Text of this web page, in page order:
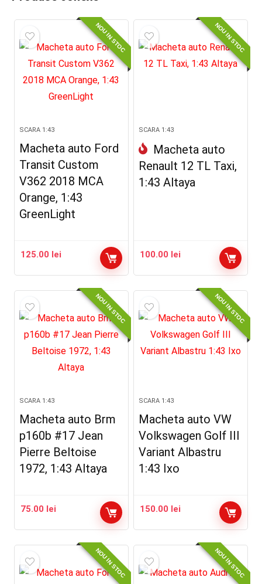
NOU IN STOC
SCARA 1:43
Macheta auto Ford
Transit Custom
V362 2018 MCA
Orange, 1:43
GreenLight
125.00 lei
NOU IN STOC
SCARA 1:43
Macheta auto
Renault 12 TL Taxi,
1:43 Altaya
100.00 lei
NOU IN STOC
SCARA 1:43
Macheta auto Brm
p160b #17 Jean
Pierre Beltoise
1972, 1:43 Altaya
75.00 lei
NOU IN STOC
SCARA 1:43
Macheta auto VW
Volkswagen Golf III
Variant Albastru
1:43 Ixo
150.00 lei
NOU IN STOC NOU IN STOC